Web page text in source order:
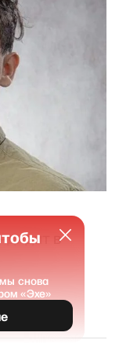
в
снова
«Эхе»